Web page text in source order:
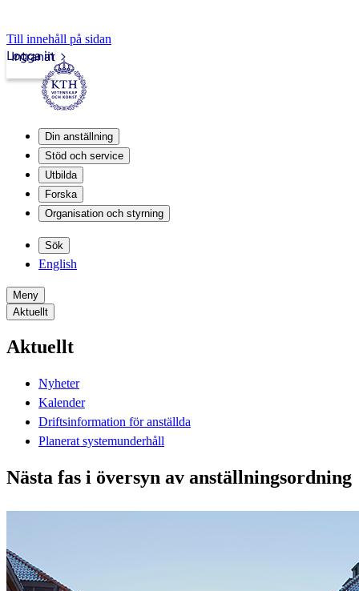
Till innehåll på sidan
Intranät
Logga in
Din anställning
Stöd och service
Utbilda
Forska
Organisation och styrning
Sök
English
Meny
Aktuellt
Aktuellt
Nyheter
Kalender
Driftsinformation för anställda
Planerat systemunderhåll
Nästa fas i översyn av anställningsordning